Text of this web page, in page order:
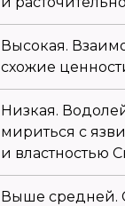
Высокая.
схожие
Низкая.
мириться с
и властностью
Выше средней.